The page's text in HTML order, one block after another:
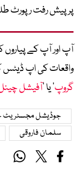
پر پیش رفت رپورٹ
آپ اور آپ کے پیاروں
واقعات کی اپ ڈیٹس
گروپ‘ یا ’آفیشل
جوڈیشل مجسٹریٹ
سلمان فاروقی